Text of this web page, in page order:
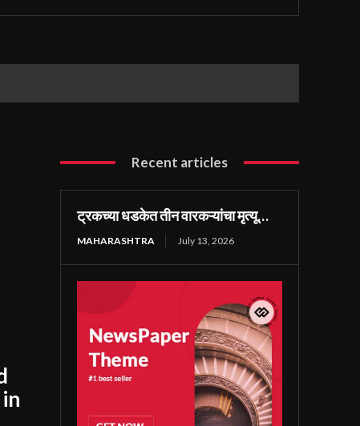
Recent articles
ट्रकच्या धडकेत तीन वारकऱ्यांचा मृत्यू…
MAHARASHTRA July 13, 2026